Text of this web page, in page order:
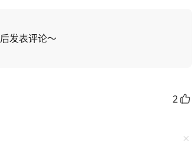
后发表评论～
2